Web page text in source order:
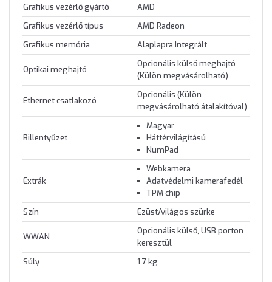
Grafikus vezérlő gyártó
AMD
Grafikus vezérlő típus
AMD Radeon
Grafikus memória
Alaplapra Integrált
Optikai meghajtó
Opcionális külső meghajtó
(Külön megvásárolható)
Ethernet csatlakozó
Opcionális (Külön
megvásárolható átalakítóval)
Billentyűzet
Magyar
Háttérvilágítású
NumPad
Extrák
Webkamera
Adatvédelmi kamerafedél
TPM chip
Szín
Ezüst/világos szürke
WWAN
Opcionális külső, USB porton
keresztül
Súly
1.7 kg